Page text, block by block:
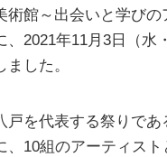
術館～出会いと学びの
、2021年11月3日（水
した。
戸を代表する祭りであ
、10組のアーティスト